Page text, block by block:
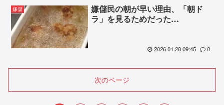
嫌儲
嫌儲民の朝が早い理由、「朝ド
ラ」を見るためだった…
2026.01.28 09:45 0
次のページ